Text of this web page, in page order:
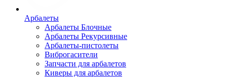
Арбалеты
Арбалеты Блочные
Арбалеты Рекурсивные
Арбалеты-пистолеты
Виброгасители
Запчасти для арбалетов
Киверы для арбалетов